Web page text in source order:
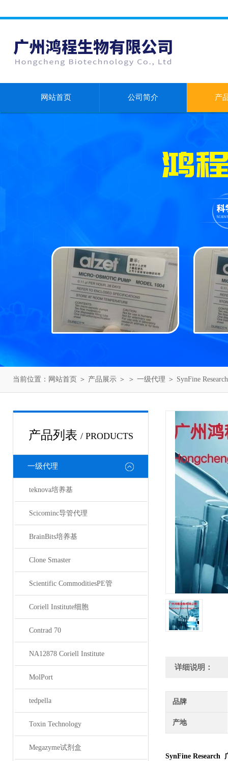
网站首页 公司简介 产
当前位置： 网站首页 ＞ 产品展示 ＞ ＞ 一级代理 ＞ SynFine
产品列表 / PRODUCTS
一级代理
teknova培养基
Scicominc导管代理
BrainBits培养基
Clone Smaster
Scientific CommoditiesPE管
Coriell Institute细胞
Contrad 70
NA12878 Coriell Institute
MolPort
tedpella
Toxin Technology
Megazyme试剂盒
详细说明：
品牌
产地
SynFine Research